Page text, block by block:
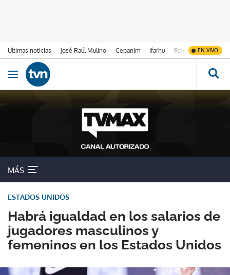
Últimas noticias José Raúl Mulino Cepanim Ifarhu Fenómeno de El
EN VIVO
Ir al contenido
Obrir navegació
MÁS
Habrá igualdad en los salarios de
jugadores masculinos y
femeninos en los Estados Unidos
ESTADOS UNIDOS